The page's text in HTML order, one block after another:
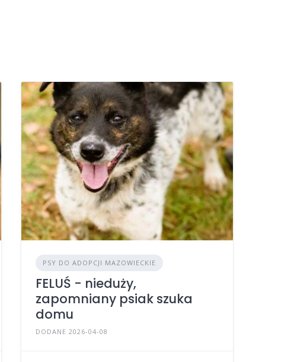
PSY DO ADOPCJI MAZOWIECKIE
FELUŚ - nieduży,
zapomniany psiak szuka
domu
DODANE 2026-04-08